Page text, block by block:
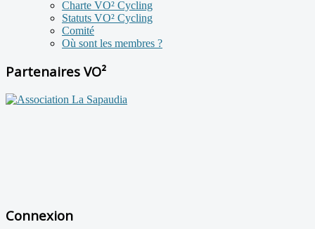
Charte VO² Cycling
Statuts VO² Cycling
Comité
Où sont les membres ?
Partenaires VO²
Connexion